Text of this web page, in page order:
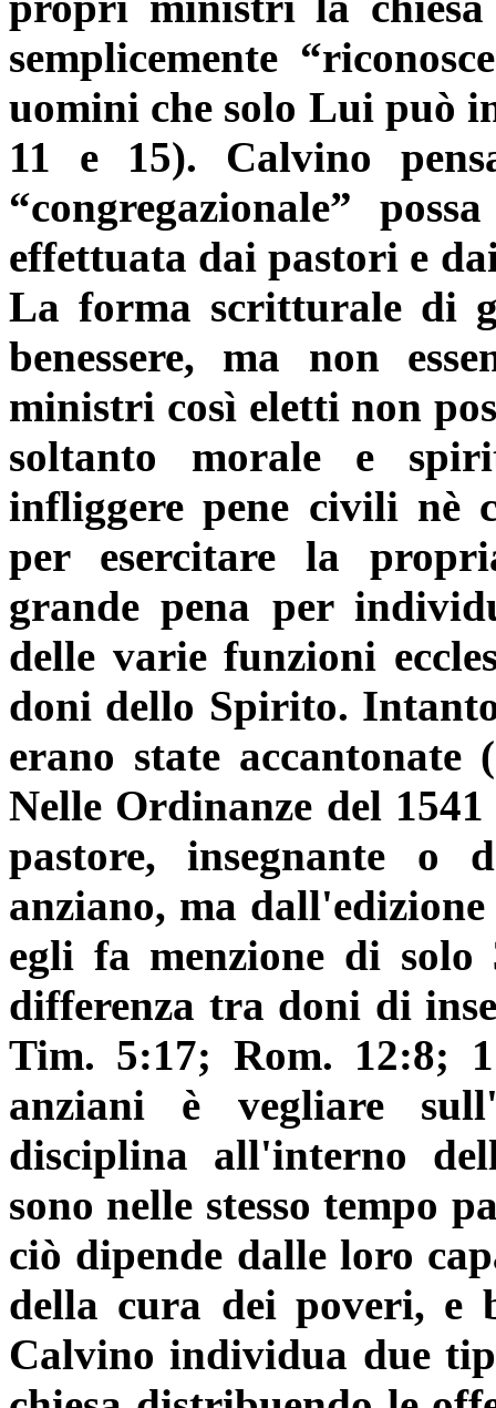
semplicemente
uomini che solo Lui può
11 e 15). Calvino
“congregazionale”
effettuata dai pastori e
La forma scritturale di
benessere, ma non
ministri così eletti non
soltanto morale e
infliggere pene civili nè
per esercitare la
grande pena per
delle varie funzioni
doni dello Spirito.
erano state accantonate
Nelle Ordinanze del
pastore, insegnante o
anziano, ma
egli fa menzione di
differenza tra doni di
Tim. 5:17; Rom. 12:8;
anziani è vegliare
disciplina all'interno
sono nelle stesso tempo
ciò dipende dalle loro
della cura dei poveri, e
Calvino individua due